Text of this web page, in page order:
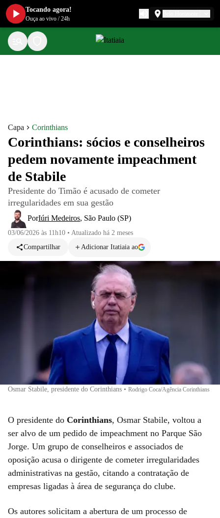
Capa Corinthians
Corinthians: sócios e conselheiros
pedem novamente impeachment
de Stabile
Presidente do Timão é acusado de cometer
irregularidades em sua gestão
PorIúri Medeiros, São Paulo (SP)
03/06/2026 às 11h10 • Atualizado há 2 meses
Compartilhar
Adicionar Itatiaia ao
Osmar Stabile, presidente do Corinthians • Rodrigo Coca/Agência Corinthians
O presidente do Corinthians, Osmar Stabile, voltou a
ser alvo de um pedido de impeachment no Parque São
Jorge. Um grupo de conselheiros e associados de
oposição acusa o dirigente de cometer irregularidades
administrativas na gestão, citando a contratação de
empresas ligadas à área de segurança do clube.
Os autores solicitam a abertura de um processo de
Tocando agora!
Ouça ao vivo /24h